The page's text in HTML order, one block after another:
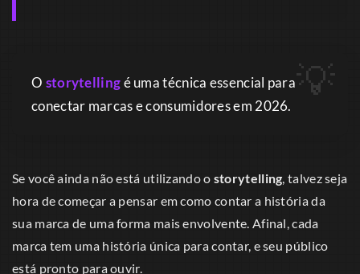
O storytellingé uma técnica essencial para
conectar marcas e consumidores em 2026.
Se você ainda não está utilizando o storytelling, talvez seja
hora de começar a pensar em como contar a história da
sua marca de uma forma mais envolvente. Afinal, cada
marca tem uma história única para contar, e seu público
está pronto para ouvir.